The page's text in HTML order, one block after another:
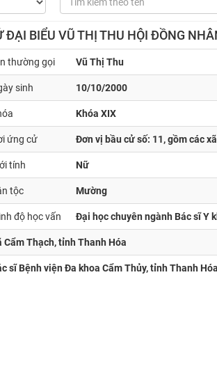
ĐẠI BIỂU VŨ THỊ THU HỘI ĐỒNG
thường gọi Vũ Thị Thu
sinh 10/10/2000
Khóa XIX
ứng cử Đơn vị bầu cử số: 11, gồm các
tính Nữ
tộc Mường
độ học vấn Đại học chuyên ngành Bác sĩ Y
Cẩm Thạch, tỉnh Thanh Hóa
sĩ Bệnh viện Đa khoa Cẩm Thủy, tỉnh Thanh Hóa